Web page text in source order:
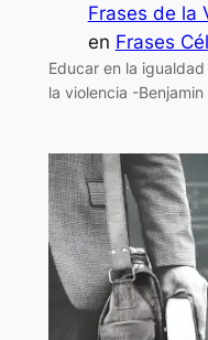
Frases de la
en Frases
Educar en la
la violencia -Benjamin